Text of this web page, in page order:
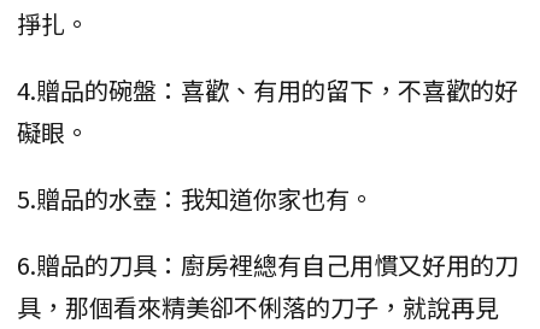
掙扎。
4.贈品的碗盤：喜歡、有用的留下，不喜歡的好
礙眼。
5.贈品的水壺：我知道你家也有。
6.贈品的刀具：廚房裡總有自己用慣又好用的刀
具，那個看來精美卻不俐落的刀子，就說再見